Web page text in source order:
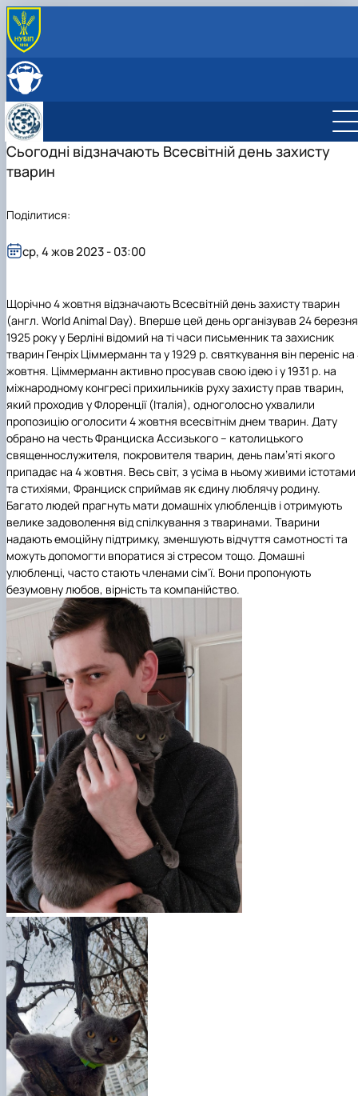
ПРО КАФЕДРУ
Співпраця з роботодавцями
Відеотур кафедрою
ОСВІТНЯ ДІЯЛЬНІСТЬ
Навчальні лабораторії
Сертифікатні курси
НАУКОВА ДІЯЛЬНІСТЬ
Наукова робота
МІЖНАРОДНА ДІЯЛЬНІСТЬ
Сьогодні відзначають Всесвітній день захисту
тварин
Щорічно 4 жовтня відзначають Всесвітній день захисту тварин
(англ. World Animal Day). Вперше цей день організував 24 березня
1925 року у Берліні відомий на ті часи письменник та захисник
тварин Генріх Ціммерманн та у 1929 р. святкування він переніс на
жовтня. Ціммерманн активно просував свою ідею і у 1931 р. на
міжнародному конгресі прихильників руху захисту прав тварин,
який проходив у Флоренції (Італія), одноголосно ухвалили
пропозицію оголосити 4 жовтня всесвітнім днем тварин. Дату
обрано на честь Франциска Ассизького – католицького
священнослужителя, покровителя тварин, день пам’яті якого
припадає на 4 жовтня. Весь світ, з усіма в ньому живими істотами
та стихіями, Франциск сприймав як єдину люблячу родину.
Багато людей прагнуть мати домашніх улюбленців і отримують
велике задоволення від спілкування з тваринами. Тварини
надають емоційну підтримку, зменшують відчуття самотності та
можуть допомогти впоратися зі стресом тощо. Домашні
улюбленці, часто стають членами сім'ї. Вони пропонують
безумовну любов, вірність та компанійство.
ср, 4 жов 2023 - 03:00
Поділитися: